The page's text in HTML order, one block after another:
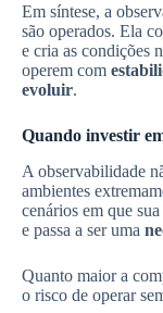
Em síntese, a
são operados. Ela
e cria as condições
operem com
evoluir.
Quando investir
A observabilidade
ambientes
cenários em que
e passa a ser uma
Quanto maior a
o risco de operar